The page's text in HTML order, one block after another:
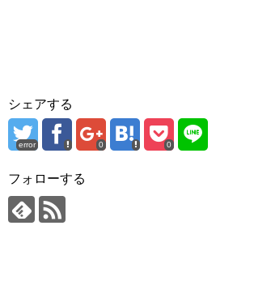
シェアする
error 0 0
フォローする